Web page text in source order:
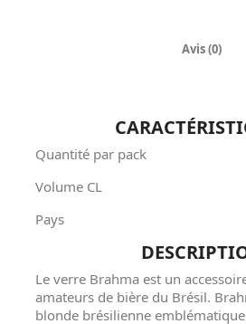
Avis (0)
Quantité par pack
Volume CL
Pays
Le verre Brahma est un
amateurs de bière du Brésil.
blonde brésilienne